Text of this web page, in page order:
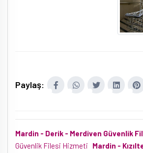
Paylaş:
Mardin - Derik - Merdiven Güvenlik
Güvenlik Filesi Hizmeti
Mardin -